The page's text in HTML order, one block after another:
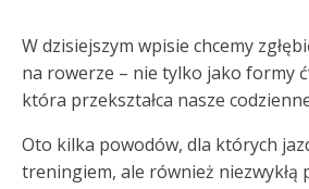
W dzisiejszym wpisie chcemy
na rowerze – nie tylko jako formy
która przekształca nasze
Oto kilka powodów, dla których
treningiem, ale również niezwykłą